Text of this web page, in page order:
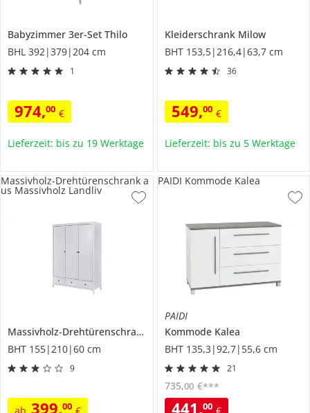
Babyzimmer 3er-Set Thilo
BHL 392|379|204 cm
1
974,00 €
Lieferzeit: bis zu 19 Werktage
Kleiderschrank Milow
BHT 153,5|216,4|63,7 cm
36
549,00 €
Lieferzeit: bis zu 5 Werktage
Massivholz-Drehtürenschrank aus Massivholz
Landliv
BHT 155|210|60 cm
9
399,00
Massivholz-Drehtürenschrank a
us Massivholz Landliv
PAIDI
Kommode Kalea
BHT 135,3|92,7|55,6 cm
21
441,00
735,00 €***
PAIDI Kommode Kalea